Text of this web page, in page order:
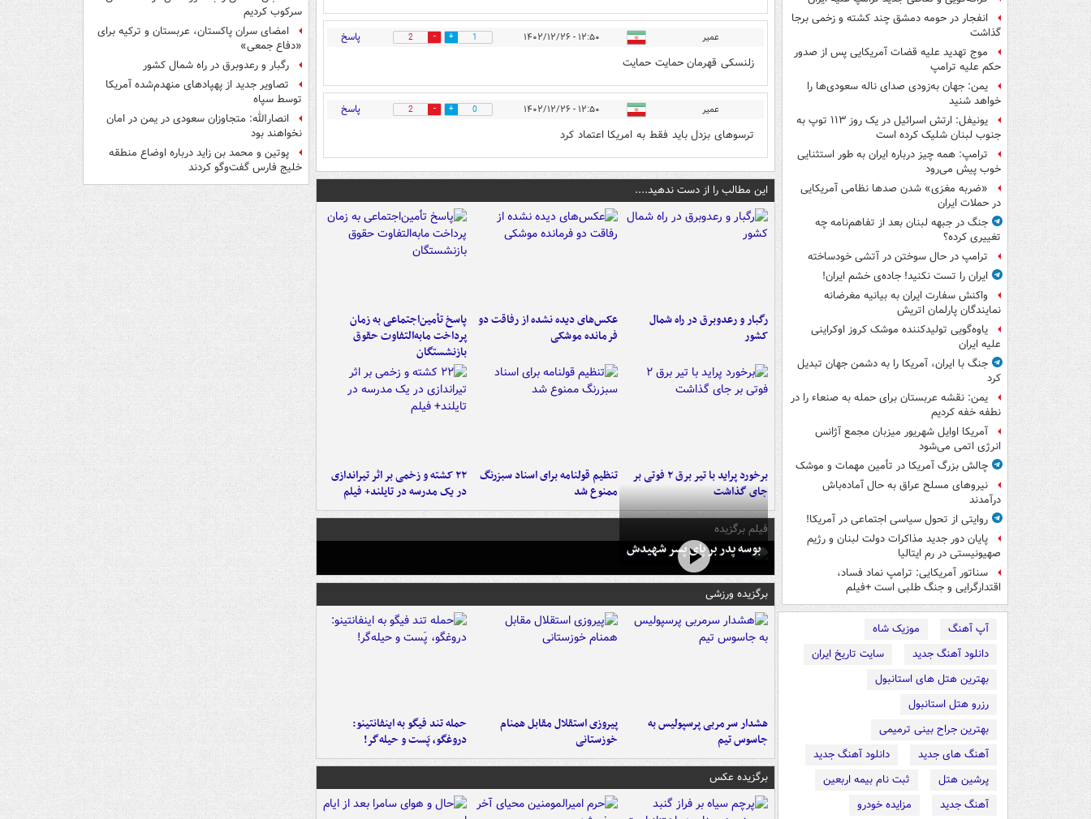
انفجار در حومه دمشق چند کشته و زخمی برجا
گذاشت
موج تهدید علیه قضات آمریکایی پس از صدور
حکم علیه ترامپ
یمن: جهان به‌زودی صدای ناله سعودی‌ها را
خواهد شنید
یونیفل: ارتش اسرائیل در یک روز ۱۱۳ توپ به
جنوب لبنان شلیک کرده است
ترامپ: همه چیز درباره ایران به طور استثنایی
خوب پیش می‌رود
«ضربه مغزی» شدن صدها نظامی آمریکایی
در حملات ایران
جنگ در جبهه لبنان بعد از تفاهم‌نامه چه
تغییری کرده؟
ترامپ در حال سوختن در آتشی خودساخته
ایران را تست نکنید! جاده‌ی خشم ایران!
واکنش سفارت ایران به بیانیه مغرضانه
نمایندگان پارلمان اتریش
یاوه‌گویی تولیدکننده موشک کروز اوکراینی
علیه ایران
جنگ با ایران، آمریکا را به دشمن جهان تبدیل
کرد
یمن: نقشه عربستان برای حمله به صنعاء را در
نطفه خفه کردیم
آمریکا اوایل شهریور میزبان مجمع آژانس
انرژی اتمی می‌شود
چالش بزرگ آمریکا در تأمین مهمات و موشک
نیروهای مسلح عراق به حال آماده‌باش
درآمدند
روایتی از تحول سیاسی اجتماعی در آمریکا!
پایان دور جدید مذاکرات دولت لبنان و رژیم
صهیونیستی در رم ایتالیا
سناتور آمریکایی: ترامپ نماد فساد،
اقتدارگرایی و جنگ طلبی است +فیلم
آپ آهنگ
موزیک شاه
دانلود آهنگ جدید
سایت تاریخ ایران
بهترین هتل های استانبول
رزرو هتل استانبول
بهترین جراح بینی ترمیمی
آهنگ های جدید
دانلود آهنگ جدید
پرشین هتل
ثبت نام بیمه اربعین
آهنگ جدید
مزایده خودرو
عمیر ۱۲:۵۰ - ۱۴۰۲/۱۲/۲۶ 1
2 پاسخ
زلنسکی قهرمان حمایت حمایت
عمیر ۱۲:۵۰ - ۱۴۰۲/۱۲/۲۶ 0
2 پاسخ
ترسوهای بزدل باید فقط به امریکا اعتماد کرد
این مطالب را از دست ندهید....
رگبار و رعدوبرق در راه شمال
کشور
عکس‌های دیده نشده از رفاقت دو
فرمانده‌ موشکی
پاسخ تأمین‌اجتماعی به زمان
پرداخت مابه‌التفاوت حقوق
بازنشستگان
برخورد پراید با تیر برق ۲ فوتی بر
جای گذاشت
تنظیم قولنامه برای اسناد سبزرنگ
ممنوع شد
۲۲ کشته و زخمی بر اثر تیراندازی
در یک مدرسه در تایلند+ فیلم
فیلم برگزیده
بوسه‌ پدر بر پای پسر شهیدش
برگزیده ورزشی
هشدار سرمربی پرسپولیس به
جاسوس تیم
پیروزی استقلال مقابل همنام
خوزستانی
حمله تند فیگو به اینفانتینو:
دروغگو، پَست‌ و حیله‌گر!
برگزیده عکس
سرکوب کردیم
امضای سران پاکستان، عربستان و ترکیه برای
«دفاع جمعی»
رگبار و رعدوبرق در راه شمال کشور
تصاویر جدید از پهپادهای منهدم‌شده آمریکا
توسط سپاه
انصارالله: متجاوزان سعودی در یمن در امان
نخواهند بود
پوتین و محمد بن زاید درباره اوضاع منطقه
خلیج فارس گفت‌وگو کردند